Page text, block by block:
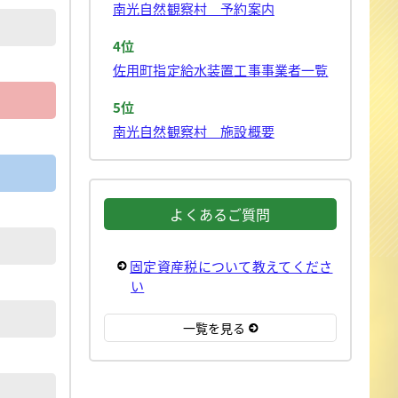
南光自然観察村 予約案内
4位
佐用町指定給水装置工事事業者一覧
5位
南光自然観察村 施設概要
よくあるご質問
固定資産税について教えてくださ
い
一覧を見る